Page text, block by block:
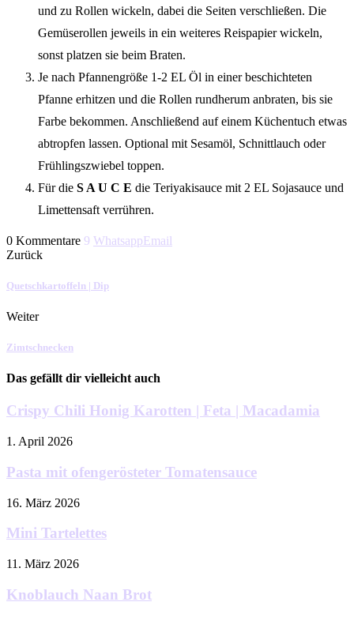
und zu Rollen wickeln, dabei die Seiten verschließen. Die
Gemüserollen jeweils in ein weiteres Reispapier wickeln,
sonst platzen sie beim Braten.
Je nach Pfannengröße 1-2 EL Öl in einer beschichteten
Pfanne erhitzen und die Rollen rundherum anbraten, bis sie
Farbe bekommen. Anschließend auf einem Küchentuch etwas
abtropfen lassen. Optional mit Sesamöl, Schnittlauch oder
Frühlingszwiebel toppen.
Für die S A U C E die Teriyakisauce mit 2 EL Sojasauce und
Limettensaft verrühren.
0 Kommentare 9 WhatsappEmail
Zurück
Quetschkartoffeln | Dip
Weiter
Zimtschnecken
Das gefällt dir vielleicht auch
Crispy Chili Honig Karotten | Feta | Macadamia
1. April 2026
Pasta mit ofengerösteter Tomatensauce
16. März 2026
Mini Tartelettes
11. März 2026
Knoblauch Naan Brot